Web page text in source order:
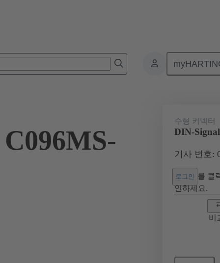
제품 마더보드와 도터보드 연결
수형 커넥터
DIN-
기사 번호:
로그인 를 클
인하세요.
비